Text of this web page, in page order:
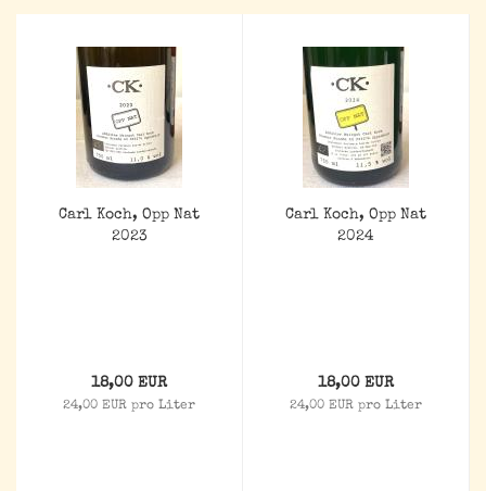
Carl Koch, Opp Nat
2023
18,00 EUR
24,00 EUR pro Liter
Carl Koch, Opp Nat
2024
18,00 EUR
24,00 EUR pro Liter